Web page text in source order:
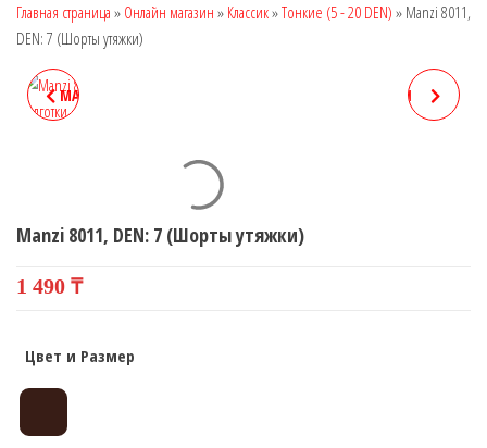
Главная страница » Онлайн магазин » Классик»Тонкие (5 - 20 DEN) » Manzi 8011,
DEN: 7 (Шорты утяжки)
MANZI 8010, DEN: 5 (ШОРТЫ MANZI 8016, DEN: 15 (ДЛЯ
Manzi 8011, DEN: 7 (Шорты утяжки)
1 490 ₸
Цвет и Размер